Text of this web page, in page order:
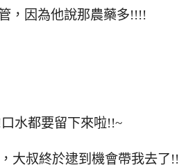
，因為他說那農藥多!!!!
水都要留下來啦!!~
大叔終於逮到機會帶我去了!!